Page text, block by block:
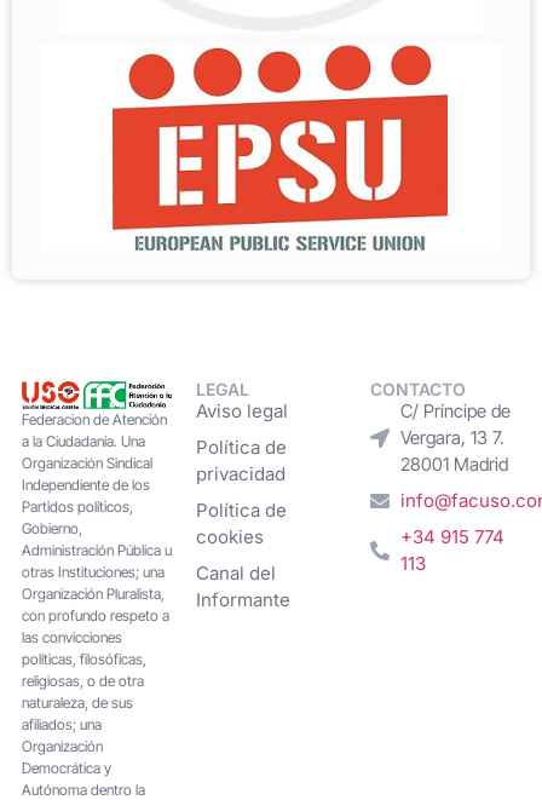
Federacion de Atención
a la Ciudadanía. Una
Organización Sindical
Independiente de los
Partidos políticos,
Gobierno,
Administración Pública u
otras Instituciones; una
Organización Pluralista,
con profundo respeto a
las convicciones
políticas, filosóficas,
religiosas, o de otra
naturaleza, de sus
afiliados; una
Organización
Democrática y
Autónoma dentro la
LEGAL
Aviso legal
Política de
privacidad
Política de
cookies
Canal del
Informante
CONTACTO
C/ Príncipe de
Vergara, 13 7.
28001 Madrid
+34 915 774
113